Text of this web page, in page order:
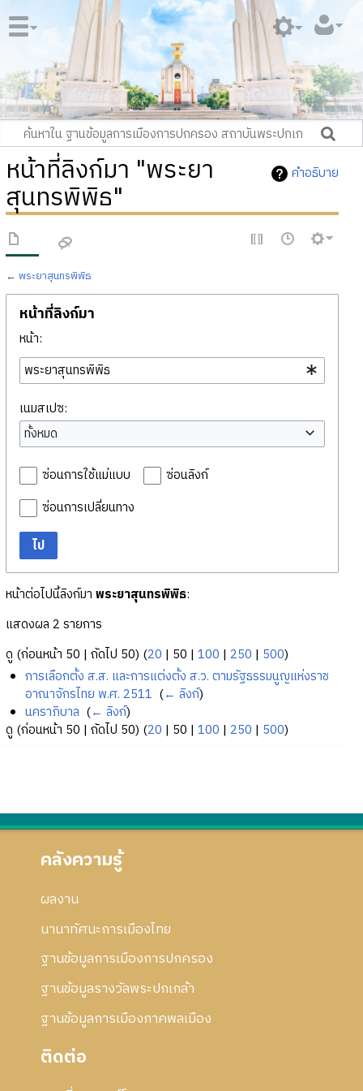
คำอธิบาย
หน้าที่ลิงก์มา "พระยา
สุนทรพิพิธ"
← พระยาสุนทรพิพิธ
หน้าที่ลิงก์มา
หน้า:
เนมสเปซ:
ทั้งหมด
ซ่อนการใช้แม่แบบ
ซ่อนลิงก์
ซ่อนการเปลี่ยนทาง
ไป
หน้าต่อไปนี้ลิงก์มา พระยาสุนทรพิพิธ:
แสดงผล 2 รายการ
ดู (ก่อนหน้า 50 | ถัดไป 50) (20 | 50 | 100 | 250 | 500)
การเลือกตั้ง ส.ส. และการแต่งตั้ง ส.ว. ตามรัฐธรรมนูญแห่งราช
อาณาจักรไทย พ.ศ. 2511 (← ลิงก์)
นคราภิบาล (← ลิงก์)
ดู (ก่อนหน้า 50 | ถัดไป 50) (20 | 50 | 100 | 250 | 500)
คลังความรู้
ผลงาน
นานาทัศนะการเมืองไทย
ฐานข้อมูลการเมืองการปกครอง
ฐานข้อมูลรางวัลพระปกเกล้า
ฐานข้อมูลการเมืองภาคพลเมือง
ติดต่อ